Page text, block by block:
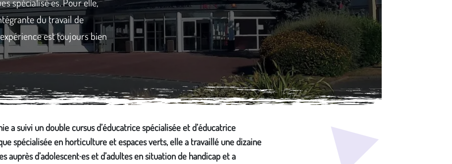
du travail de
est toujours bien
a suivi un double cursus d’éducatrice spécialisée et d’éducatrice
spécialisée en horticulture et espaces verts, elle a travaillé une dizaine
auprès d’adolescent·es et d’adultes en situation de handicap et a